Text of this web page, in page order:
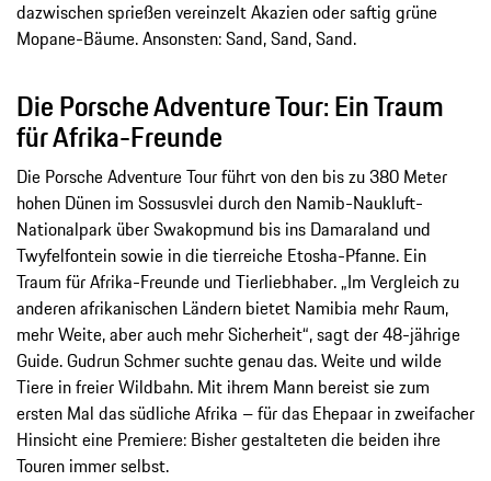
dazwischen sprießen vereinzelt Akazien oder saftig grüne
Mopane-Bäume. Ansonsten: Sand, Sand, Sand.
Die Porsche Adventure Tour: Ein Traum
für Afrika-Freunde
Die Porsche Adventure Tour führt von den bis zu 380 Meter
hohen Dünen im Sossusvlei durch den Namib-Naukluft-
Nationalpark über Swakopmund bis ins Damaraland und
Twyfelfontein sowie in die tierreiche Etosha-Pfanne. Ein
Traum für Afrika-Freunde und Tierliebhaber. „Im Vergleich zu
anderen afrikanischen Ländern bietet Namibia mehr Raum,
mehr Weite, aber auch mehr Sicherheit“, sagt der 48-jährige
Guide. Gudrun Schmer suchte genau das. Weite und wilde
Tiere in freier Wildbahn. Mit ihrem Mann bereist sie zum
ersten Mal das südliche Afrika – für das Ehepaar in zweifacher
Hinsicht eine Premiere: Bisher gestalteten die beiden ihre
Touren immer selbst.